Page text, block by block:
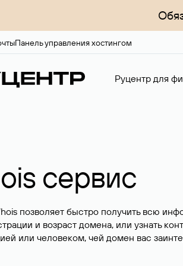
Панель управления хостингом
Руцентр для
сервис
позволяет быстро получить всю
и возраст домена, или узнать
или человеком, чей домен вас